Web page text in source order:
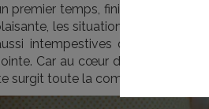
premier temps, finit par trouver
les situations se
intempestives
Car au cœur de ce chaos
surgit toute la complicité d’un